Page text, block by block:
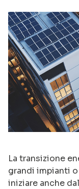
La transizione
grandi impianti
iniziare anche